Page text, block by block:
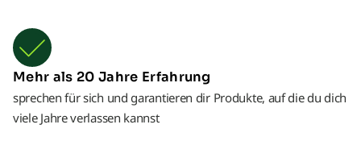
Mehr als 20 Jahre Erfahrung
sprechen für sich und garantieren dir Produkte, auf die du dich
viele Jahre verlassen kannst